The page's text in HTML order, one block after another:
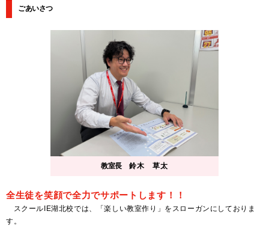
ごあいさつ
教室長 鈴木 草太
全生徒を笑顔で全力でサポートします！！
スクールIE湖北校では、「楽しい教室作り」をスローガンにしておりま
す。